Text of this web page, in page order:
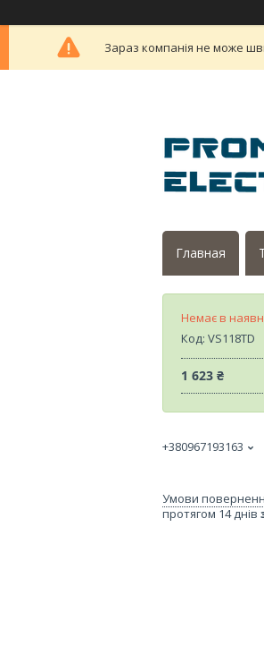
Зараз компанія не може
Главная
Немає в
Код: VS118TD
1 623 ₴
+380967193163
протягом 14 днів